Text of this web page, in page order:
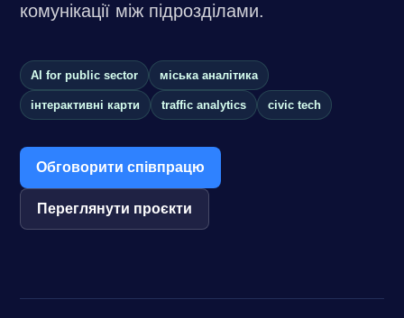
комунікації між підрозділами.
AI for public sector міська аналітика
інтерактивні карти traffic analytics civic tech
Обговорити співпрацю
Переглянути проєкти